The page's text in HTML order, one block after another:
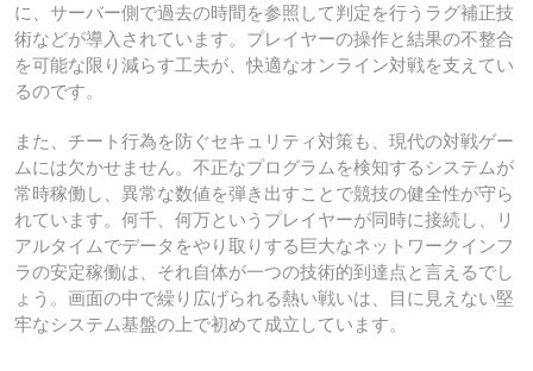
に、サーバー側で過去の時間を参照して判定を行うラグ補正技
術などが導入されています。プレイヤーの操作と結果の不整合
を可能な限り減らす工夫が、快適なオンライン対戦を支えてい
るのです。
また、チート行為を防ぐセキュリティ対策も、現代の対戦ゲー
ムには欠かせません。不正なプログラムを検知するシステムが
常時稼働し、異常な数値を弾き出すことで競技の健全性が守ら
れています。何千、何万というプレイヤーが同時に接続し、リ
アルタイムでデータをやり取りする巨大なネットワークインフ
ラの安定稼働は、それ自体が一つの技術的到達点と言えるでし
ょう。画面の中で繰り広げられる熱い戦いは、目に見えない堅
牢なシステム基盤の上で初めて成立しています。